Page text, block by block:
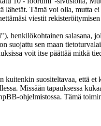
lähetät. Tämä voi olla,
viestit
henkilökohtainen salasana,
sen maan
voit itse päättää
suositeltavaa, että
Missään tapauksessa
ohjelmistossa. Tämä